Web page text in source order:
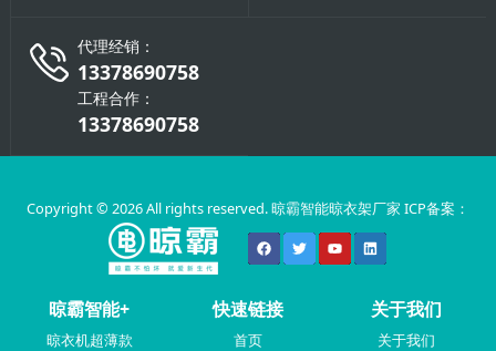
代理经销：
13378690758
工程合作：
13378690758
Copyright © 2026 All rights reserved. 晾霸智能晾衣架厂家 ICP备案：
晾霸智能+
晾衣机超薄款
快速链接
首页
关于我们
关于我们